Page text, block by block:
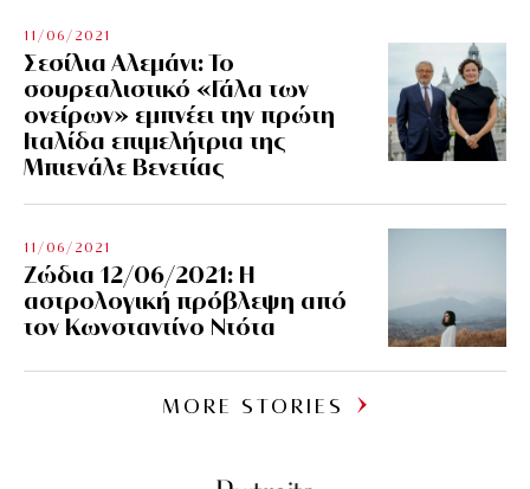
11/06/2021
Σεσίλια Αλεμάνι: Το
σουρεαλιστικό «Γάλα των
ονείρων» εμπνέει την πρώτη
Ιταλίδα επιμελήτρια της
Μπιενάλε Βενετίας
11/06/2021
Ζώδια 12/06/2021: Η
αστρολογική πρόβλεψη από
τον Κωνσταντίνο Ντότα
MORE STORIES